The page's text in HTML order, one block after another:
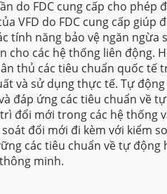
do FDC cung cấp cho phép
VFD do FDC cung cấp giúp
tính năng bảo vệ ngăn ngừa
các hệ thống liên động.
thủ các tiêu chuẩn quốc tế
và sử dụng thực tế. Tự
đáp ứng các tiêu chuẩn về
đổi mới trong các hệ thống
đổi mới đi kèm với kiểm
các tiêu chuẩn về tự động
minh.